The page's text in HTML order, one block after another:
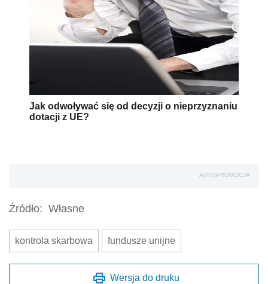
Jak odwoływać się od decyzji o nieprzyznaniu
dotacji z UE?
AUTOPROMOCJA
Źródło: Własne
kontrola skarbowa fundusze unijne
Wersja do druku